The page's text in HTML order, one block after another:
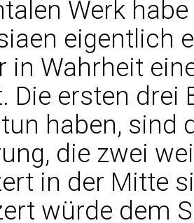
Werk
eigentlich
in Wahrheit
ersten drei
haben, sind
die zwei
in der Mitte
würde dem